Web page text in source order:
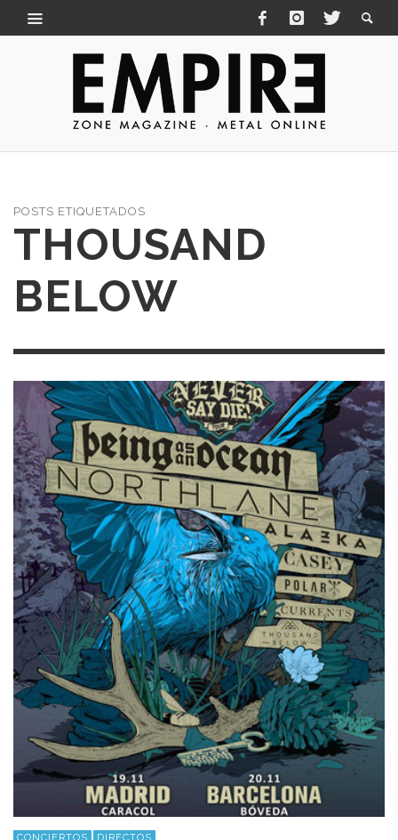
POSTS ETIQUETADOS
THOUSAND
BELOW